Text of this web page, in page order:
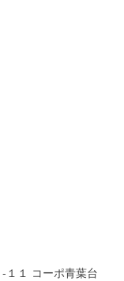
１１ コーポ青葉台